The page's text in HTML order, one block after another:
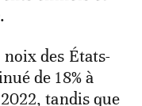
.
des États-
de 18% à
tandis que